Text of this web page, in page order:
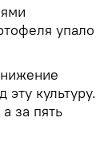
упало
культуру.
за пять